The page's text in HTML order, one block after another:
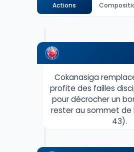
Actions
Cokanasiga
profite des failles
pour décrocher un
rester au sommet de
43).